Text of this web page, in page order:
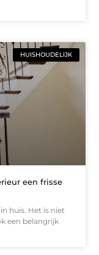
HUISHOUDELIJK
een frisse
huis. Het is niet
een belangrijk